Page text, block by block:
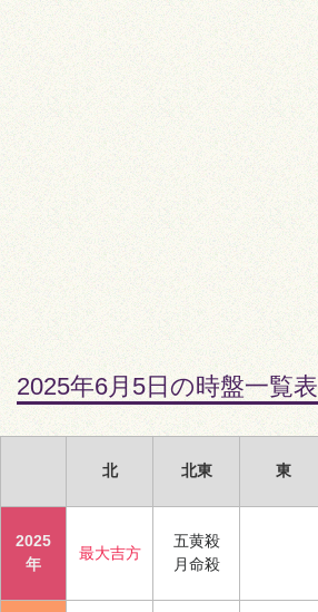
2025年6月5日の時盤一覧表
北 北東 東
2025
年
最大吉方
五黄殺
月命殺